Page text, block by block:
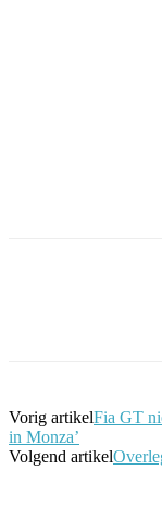
Vorig artikelFia GT
in Monza’
Volgend artikel